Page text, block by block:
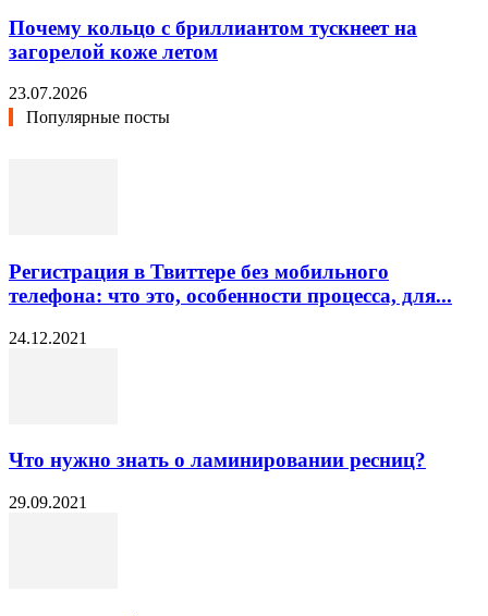
Почему кольцо с бриллиантом тускнеет на
загорелой коже летом
23.07.2026
Популярные посты
Регистрация в Твиттере без мобильного
телефона: что это, особенности процесса, для...
24.12.2021
Что нужно знать о ламинировании ресниц?
29.09.2021